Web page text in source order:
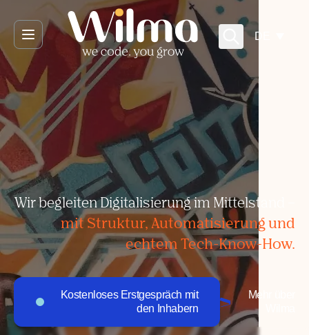
DE
Wir begleiten Digitalisierung im Mittelstand –
mit Struktur, Automatisierung und
echtem Tech-Know-How.
Kostenloses Erstgespräch mit
den Inhabern
Mehr über